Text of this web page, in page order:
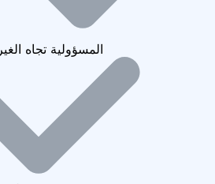
المسؤولية تجاه الغير